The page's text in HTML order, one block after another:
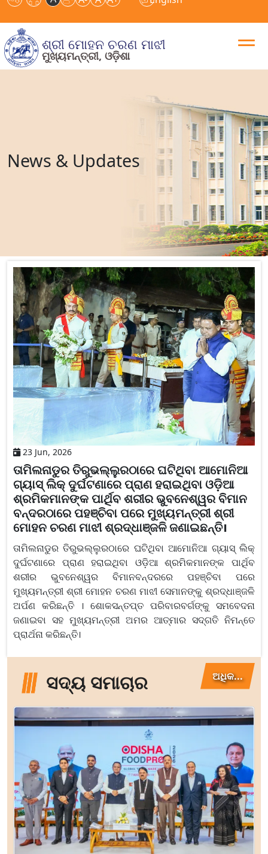
ଶ୍ରୀ ମୋହନ ଚରଣ ମାଝୀ
ମୁଖ୍ୟମନ୍ତ୍ରୀ, ଓଡ଼ିଶା
News & Updates
23 Jun, 2026
ତାମିଲନାଡୁର ତିରୁଭଲ୍ଲୁରଠାରେ ଘଟିଥିବା ଆମୋନିଆ
ଗ୍ୟାସ୍ ଲିକ୍ ଦୁର୍ଘଟଣାରେ ପ୍ରାଣ ହରାଇଥିବା ଓଡ଼ିଆ
ଶ୍ରମିକମାନଙ୍କ ପାର୍ଥିବ ଶରୀର ଭୁବନେଶ୍ୱର ବିମାନ
ବନ୍ଦରଠାରେ ପହଞ୍ଚିବା ପରେ ମୁଖ୍ୟମନ୍ତ୍ରୀ ଶ୍ରୀ
ମୋହନ ଚରଣ ମାଝୀ ଶ୍ରଦ୍ଧାଞ୍ଜଳି ଜଣାଇଛନ୍ତି।
ତାମିଲନାଡୁର ତିରୁଭଲ୍ଲୁରଠାରେ ଘଟିଥିବା ଆମୋନିଆ ଗ୍ୟାସ୍ ଲିକ୍
ଦୁର୍ଘଟଣାରେ ପ୍ରାଣ ହରାଇଥିବା ଓଡ଼ିଆ ଶ୍ରମିକମାନଙ୍କ ପାର୍ଥିବ
ଶରୀର ଭୁବନେଶ୍ୱର ବିମାନବନ୍ଦରରେ ପହଞ୍ଚିବା ପରେ
ମୁଖ୍ୟମନ୍ତ୍ରୀ ଶ୍ରୀ ମୋହନ ଚରଣ ମାଝୀ ସେମାନଙ୍କୁ ଶ୍ରଦ୍ଧାଞ୍ଜଳି
ଅର୍ପଣ କରିଛନ୍ତି । ଶୋକସନ୍ତପ୍ତ ପରିବାରବର୍ଗଙ୍କୁ ସମବେଦନା
ଜଣାଇବା ସହ ମୁଖ୍ୟମନ୍ତ୍ରୀ ଅମର ଆତ୍ମାର ସଦ୍‍ଗତି ନିମନ୍ତେ
ପ୍ରାର୍ଥନା କରିଛନ୍ତି।
ସଦ୍ୟ ସମାଚାର ଅଧିକ...